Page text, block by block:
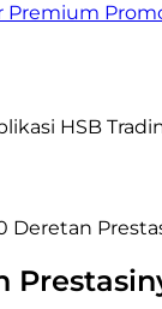
Premium
HSB
Deretan